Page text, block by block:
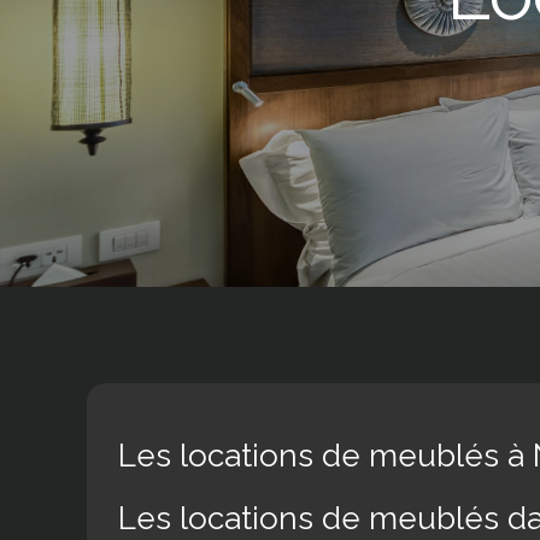
Les locations de meublés à
Les locations de meublés